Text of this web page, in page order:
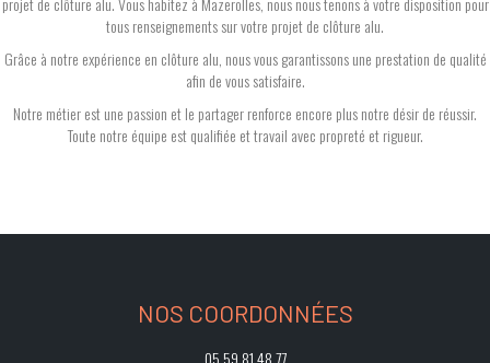
tous renseignements sur votre projet de clôture alu.
Grâce à notre expérience en clôture alu, nous vous garantissons une prestation de qualité
afin de vous satisfaire.
Notre métier est une passion et le partager renforce encore plus notre désir de réussir.
Toute notre équipe est qualifiée et travail avec propreté et rigueur.
NOS COORDONNÉES
05 59 81 48 77